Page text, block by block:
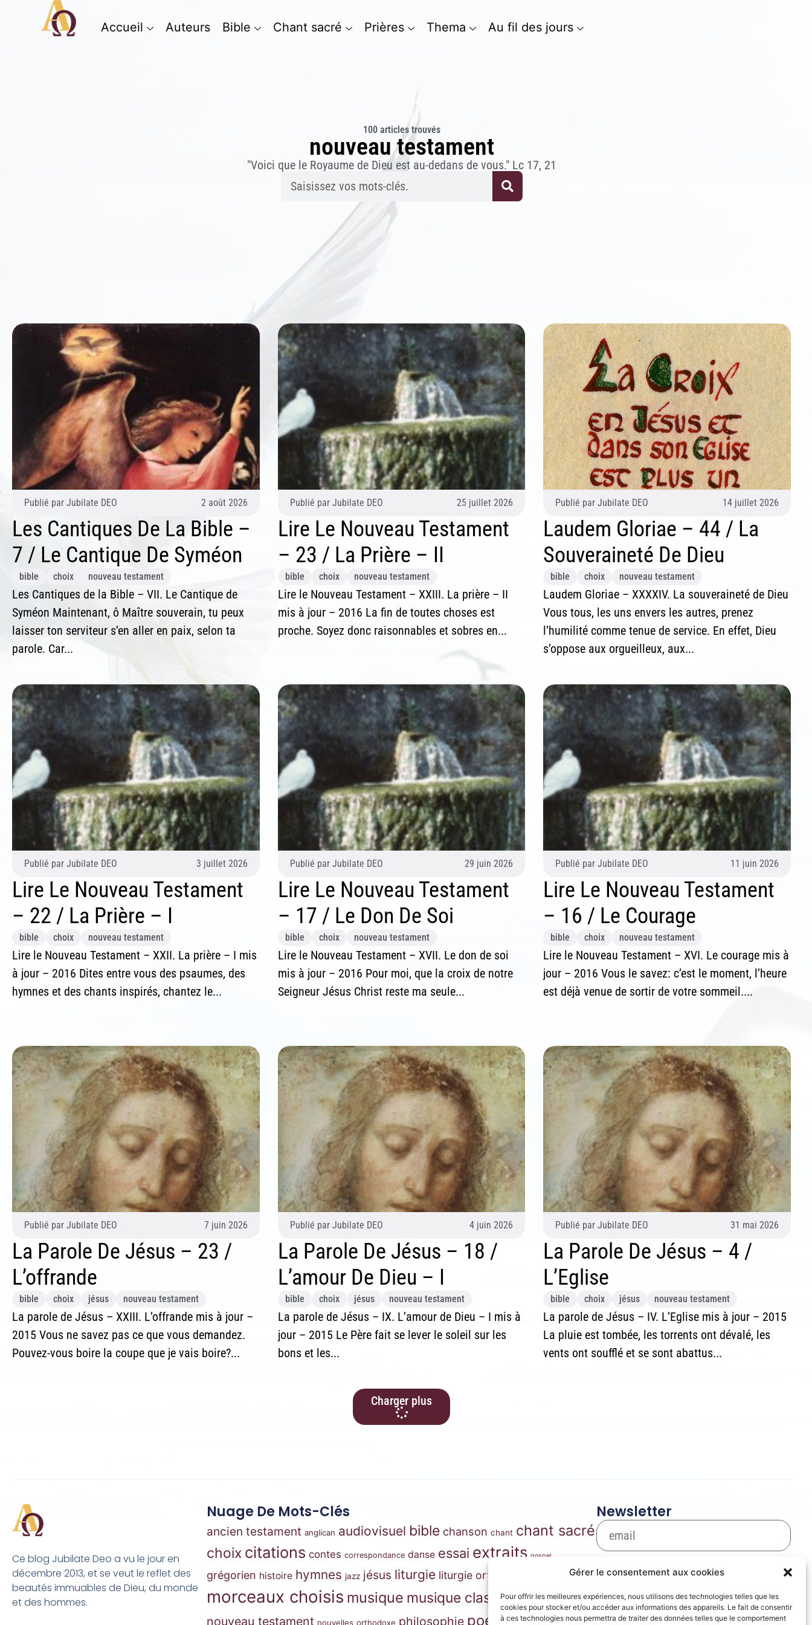
Gérer le consentement aux cookies
Pour offrir les meilleures expériences, nous utilisons des technologies telles que les
cookies pour stocker et/ou accéder aux informations des appareils. Le fait de consentir
à ces technologies nous permettra de traiter des données telles que le comportement
Accueil Auteurs Bible Chant sacré Prières Thema Au fil des jours
100 articles trouvés
nouveau testament
"Voici que le Royaume de Dieu est au-dedans de vous." Lc 17, 21
Publié par Jubilate DEO 2 août 2026
Les Cantiques De La Bible –
7 / Le Cantique De Syméon
bible choix nouveau testament
Les Cantiques de la Bible – VII. Le Cantique de
Syméon Maintenant, ô Maître souverain, tu peux
laisser ton serviteur s’en aller en paix, selon ta
parole. Car...
Publié par Jubilate DEO 25 juillet 2026
Lire Le Nouveau Testament
– 23 / La Prière – II
bible choix nouveau testament
Lire le Nouveau Testament – XXIII. La prière – II
mis à jour – 2016 La fin de toutes choses est
proche. Soyez donc raisonnables et sobres en...
Publié parJubilate DEO 14 juillet 2026
Laudem Gloriae – 44 / La
Souveraineté De Dieu
bible choix nouveau testament
Laudem Gloriae – XXXXIV. La souveraineté de Dieu
Vous tous, les uns envers les autres, prenez
l’humilité comme tenue de service. En effet, Dieu
s’oppose aux orgueilleux, aux...
Publié par Jubilate DEO 3 juillet 2026
Lire Le Nouveau Testament
– 22 / La Prière – I
bible choix nouveau testament
Lire le Nouveau Testament – XXII. La prière – I mis
à jour – 2016 Dites entre vous des psaumes, des
hymnes et des chants inspirés, chantez le...
Publié par Jubilate DEO 29 juin 2026
Lire Le Nouveau Testament
– 17 / Le Don De Soi
bible choix nouveau testament
Lire le Nouveau Testament – XVII. Le don de soi
mis à jour – 2016 Pour moi, que la croix de notre
Seigneur Jésus Christ reste ma seule...
Publié parJubilate DEO 11 juin 2026
Lire Le Nouveau Testament
– 16 / Le Courage
bible choix nouveau testament
Lire le Nouveau Testament – XVI. Le courage mis à
jour – 2016 Vous le savez: c’est le moment, l’heure
est déjà venue de sortir de votre sommeil....
Publié par Jubilate DEO 7 juin 2026
La Parole De Jésus – 23 /
L’offrande
bible choix jésus nouveau testament
La parole de Jésus – XXIII. L’offrande mis à jour –
2015 Vous ne savez pas ce que vous demandez.
Pouvez-vous boire la coupe que je vais boire?...
Publié par Jubilate DEO 4 juin 2026
La Parole De Jésus – 18 /
L’amour De Dieu – I
bible choix jésus nouveau testament
La parole de Jésus – IX. L’amour de Dieu – I mis à
jour – 2015 Le Père fait se lever le soleil sur les
bons et les...
Publié parJubilate DEO 31 mai 2026
La Parole De Jésus – 4 /
L’Eglise
bible choix jésus nouveau testament
La parole de Jésus – IV. L’Eglise mis à jour – 2015
La pluie est tombée, les torrents ont dévalé, les
vents ont soufflé et se sont abattus...
Charger plus
Ce blog Jubilate Deo a vu le jour en
décembre 2013, et se veut le reflet des
beautés immuables de Dieu, du monde
et des hommes.
Nuage De Mots-Clés
ancien testament anglican audiovisuel bible chanson chant chant sacré
choix citations contes correspondance danse essai extraits gospel
grégorien histoire hymnes jazz jésus liturgie liturgie orthodoxe
morceaux choisis musique musique classique musique de film
nouveau testament nouvelles orthodoxe philosophie poésieprières prose
Newsletter
S'inscrire
Inscription News Letter
Si vous souhaitez recevoir nos dernières actualités, veuillez
indiquer ci-dessous votre adresse mail.
Se désinscrire